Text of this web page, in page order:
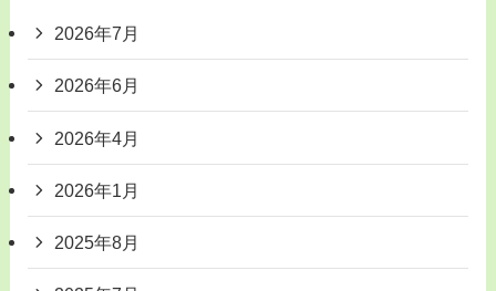
2026年7月
2026年6月
2026年4月
2026年1月
2025年8月